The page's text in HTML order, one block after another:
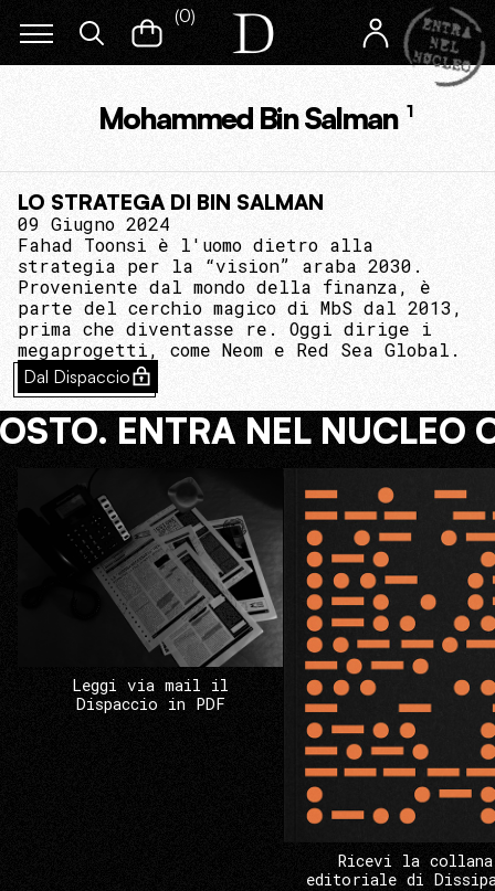
(0)
Mohammed Bin Salman 1
LO STRATEGA DI BIN SALMAN
09 Giugno 2024
Fahad Toonsi è l'uomo dietro alla
strategia per la “vision” araba 2030.
Proveniente dal mondo della finanza, è
parte del cerchio magico di MbS dal 2013,
prima che diventasse re. Oggi dirige i
megaprogetti, come Neom e Red Sea Global.
Dal Dispaccio
ENTRA NEL NUCLEO
Leggi via mail il
Dispaccio in PDF
Ricevi la collana
editoriale di